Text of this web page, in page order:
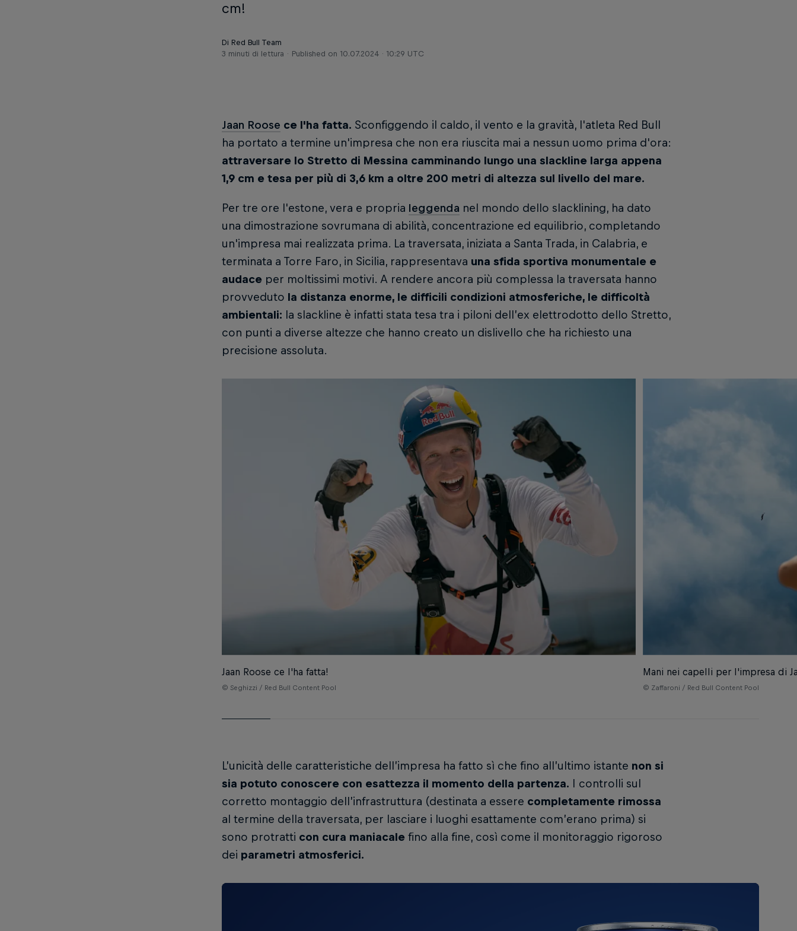
cm!
Di Red Bull Team
3 minuti di lettura
Published on 10.07.2024 · 10:29 UTC
Jaan Roose ce l'ha fatta. Sconfiggendo il caldo, il vento e la gravità, l'atleta Red Bull
ha portato a termine un'impresa che non era riuscita mai a nessun uomo prima d'ora:
attraversare lo Stretto di Messina camminando lungo una slackline larga appena
1,9 cm e tesa per più di 3,6 km a oltre 200 metri di altezza sul livello del mare.
Per tre ore l'estone, vera e propria leggenda nel mondo dello slacklining, ha dato
una dimostrazione sovrumana di abilità, concentrazione ed equilibrio, completando
un'impresa mai realizzata prima. La traversata, iniziata a Santa Trada, in Calabria, e
terminata a Torre Faro, in Sicilia, rappresentava una sfida sportiva monumentale e
audace per moltissimi motivi. A rendere ancora più complessa la traversata hanno
provveduto la distanza enorme, le difficili condizioni atmosferiche, le difficoltà
ambientali: la slackline è infatti stata tesa tra i piloni dell’ex elettrodotto dello Stretto,
con punti a diverse altezze che hanno creato un dislivello che ha richiesto una
precisione assoluta.
Jaan Roose ce l'ha fatta!
© Seghizzi / Red Bull Content Pool
Mani nei capelli per l'impresa di
© Zaffaroni / Red Bull Content Pool
L’unicità delle caratteristiche dell’impresa ha fatto sì che fino all’ultimo istante non si
sia potuto conoscere con esattezza il momento della partenza. I controlli sul
corretto montaggio dell’infrastruttura (destinata a essere completamente rimossa
al termine della traversata, per lasciare i luoghi esattamente com’erano prima) si
sono protratti con cura maniacale fino alla fine, così come il monitoraggio rigoroso
dei parametri atmosferici.